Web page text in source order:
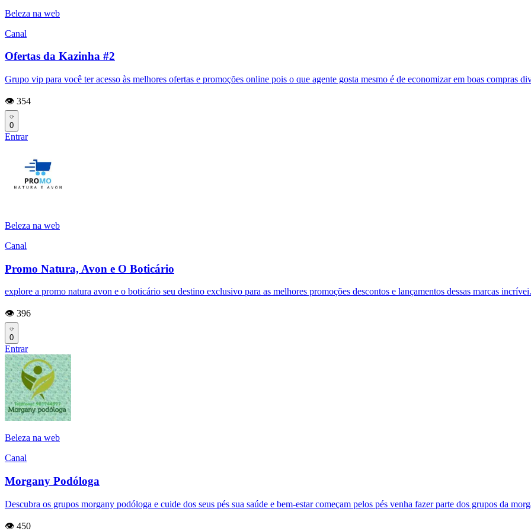
Beleza na web
Canal
Ofertas da Kazinha #2
Grupo vip para você ter acesso às melhores ofertas e promoções online pois o que agente gosta mesmo é de economizar em boas compras
👁️ 354
0
Entrar
Beleza na web
Canal
Promo Natura, Avon e O Boticário
explore a promo natura avon e o boticário seu destino exclusivo para as melhores promoções descontos e lançamentos dessas marcas
👁️ 396
0
Entrar
Beleza na web
Canal
Morgany Podóloga
Descubra os grupos morgany podóloga e cuide dos seus pés sua saúde e bem-estar começam pelos pés venha fazer parte dos grupos da
👁️ 450